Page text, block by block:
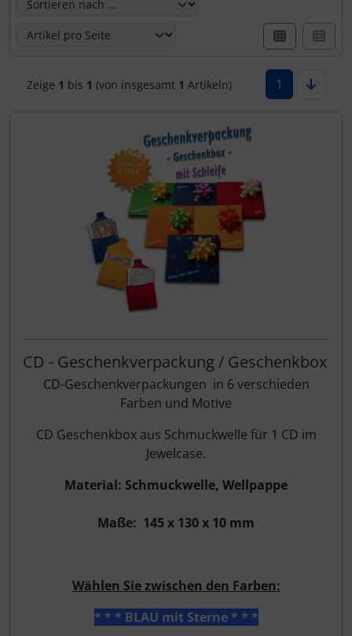
Zeige 1 bis 1 (von insgesamt 1 Artikeln) 1
CD - Geschenkverpackung / Geschenkbox
CD-Geschenkverpackungen in 6 verschieden
Farben und Motive
CD Geschenkbox aus Schmuckwelle für 1 CD im
Jewelcase.
Material: Schmuckwelle, Wellpappe
Maße: 145 x 130 x 10 mm
Wählen Sie zwischen den Farben:
* * * BLAU mit Sterne * * *